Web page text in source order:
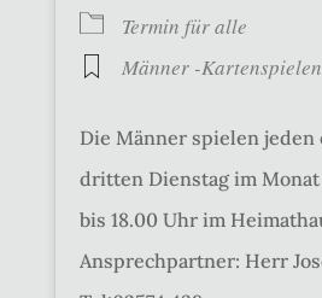
Termin für alle
Männer -Kartenspielen
Die Männer spielen jeden
dritten Dienstag im Monat
bis 18.00 Uhr im
Ansprechpartner: Herr